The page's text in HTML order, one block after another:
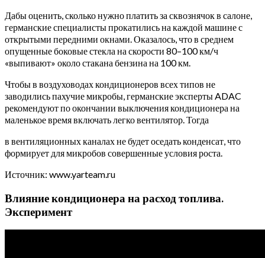
Дабы оценить, сколько нужно платить за сквознячок в салоне,
германские специалисты прокатились на каждой машине с
открытыми передними окнами. Оказалось, что в среднем
опущенные боковые стекла на скорости 80–100 км/ч
«выпивают» около стакана бензина на 100 км.
Чтобы в воздуховодах кондиционеров всех типов не
заводились пахучие микробы, германские эксперты ADAC
рекомендуют по окончании выключения кондиционера на
маленькое время включать легко вентилятор. Тогда
в вентиляционных каналах не будет оседать конденсат, что
формирует для микробов совершенные условия роста.
Источник: www.yarteam.ru
Влияние кондиционера на расход топлива.
Эксперимент